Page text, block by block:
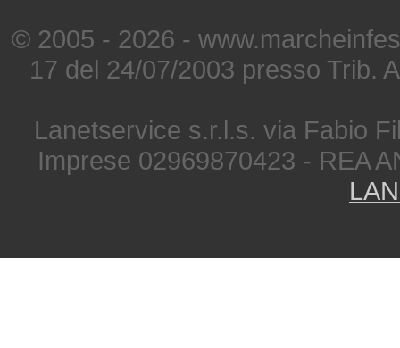
© 2005 - 2026 -
17 del 24/07/2003 presso Trib.
Lanetservice s.r.l.s. via Fabio
Imprese 02969870423 - REA